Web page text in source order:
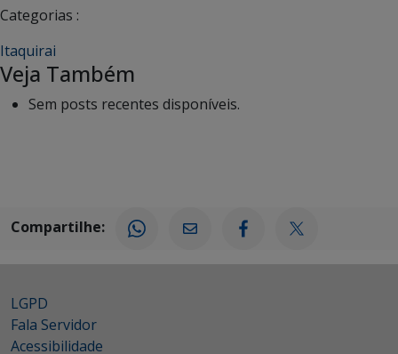
Categorias :
Itaquirai
Veja Também
Sem posts recentes disponíveis.
Compartilhe:
LGPD
Fala Servidor
Acessibilidade